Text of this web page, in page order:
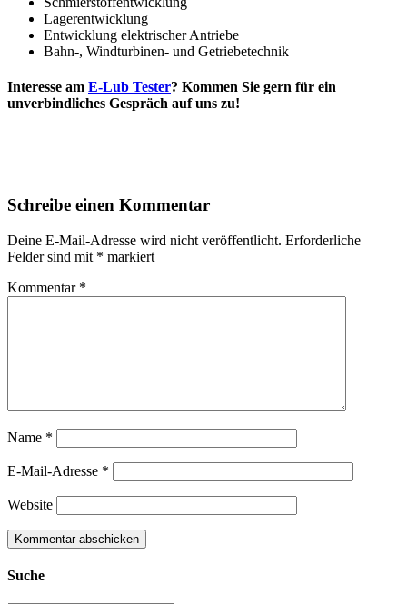
Lagerentwicklung
Entwicklung elektrischer Antriebe
Bahn-, Windturbinen- und Getriebetechnik
Interesse am E-Lub Tester? Kommen Sie gern für ein
unverbindliches Gespräch auf uns zu!
Schreibe einen Kommentar
Deine E-Mail-Adresse wird nicht veröffentlicht. Erforderliche
Felder sind mit * markiert
Kommentar *
Name *
E-Mail-Adresse *
Website
Suche